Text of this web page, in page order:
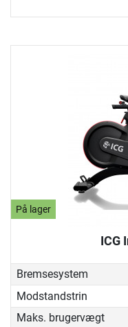
På lager
ICG
Bremsesystem
Modstandstrin
Maks. brugervægt